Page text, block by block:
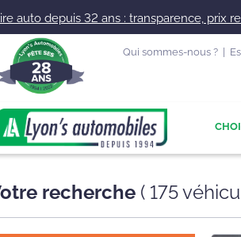
auto depuis 32 ans : transparence, prix
Qui sommes-nous ?
recherche ( 175